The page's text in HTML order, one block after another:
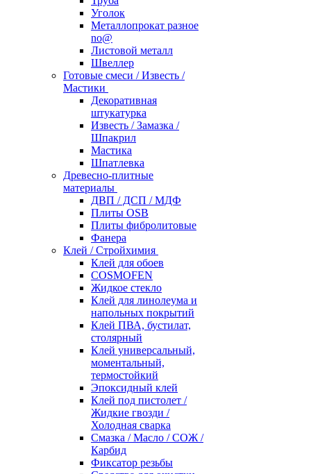
Уголок
Металлопрокат разное
no@
Листовой металл
Швеллер
Готовые смеси / Известь /
Мастики
Декоративная
штукатурка
Известь / Замазка /
Шпакрил
Мастика
Шпатлевка
Древесно-плитные
материалы
ДВП / ДСП / МДФ
Плиты OSB
Плиты фибролитовые
Фанера
Клей / Стройхимия
Клей для обоев
COSMOFEN
Жидкое стекло
Клей для линолеума и
напольных покрытий
Клей ПВА, бустилат,
столярный
Клей универсальный,
моментальный,
термостойкий
Эпоксидный клей
Клей под пистолет /
Жидкие гвозди /
Холодная сварка
Смазка / Масло / СОЖ /
Карбид
Фиксатор резьбы